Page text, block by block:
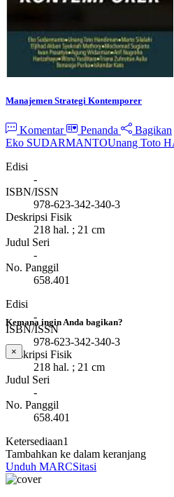
Manajemen Strategi Kontemporer
Komentar Penanda
Bagikan
Eko SUDARMANTOUnang Toto
Edisi
-
ISBN/ISSN
978-623-342-340-3
Deskripsi Fisik
218 hal. ; 21 cm
Judul Seri
-
No. Panggil
658.401
Edisi
-
ISBN/ISSN
978-623-342-340-3
Deskripsi Fisik
218 hal. ; 21 cm
Judul Seri
-
No. Panggil
658.401
Ketersediaan1
Tambahkan ke dalam keranjang
Unduh MARCSitasi
Kemana ingin Anda bagikan?
×